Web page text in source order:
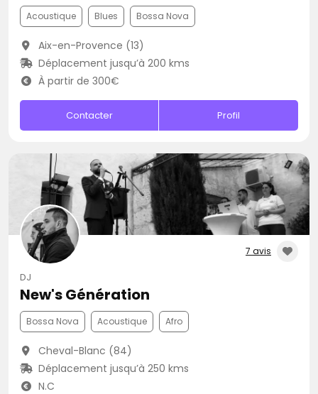
Acoustique Blues Bossa Nova
Aix-en-Provence (13)
Déplacement jusqu’à 200 kms
À partir de 300€
Contacter Profil
7 avis
DJ
New's Génération
Bossa Nova Acoustique Afro
Cheval-Blanc (84)
Déplacement jusqu’à 250 kms
N.C